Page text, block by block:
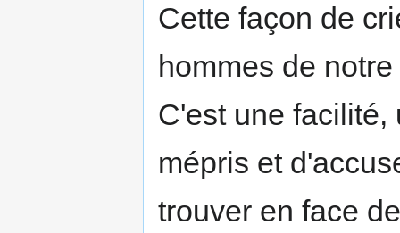
Cette façon de
hommes de
C'est une facilité,
mépris et
trouver en face